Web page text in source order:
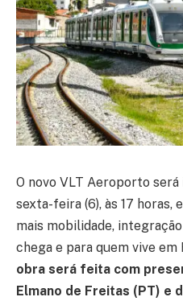
O novo VLT Aeroporto
sexta-feira (6), às 17 horas,
mais mobilidade,
chega e para quem vive em
obra será feita com
Elmano de Freitas (PT) e